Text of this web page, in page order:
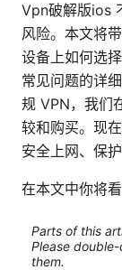
Vpn破解版ios
风险。本文将
设备上如何选
常见问题的详
规 VPN，我们
较和购买。现
安全上网、保
在本文中你将
Parts of this
Please
them.